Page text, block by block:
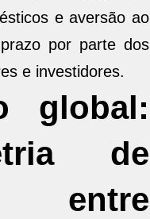
e aversão ao
por parte dos
e investidores.
global:
de
entre